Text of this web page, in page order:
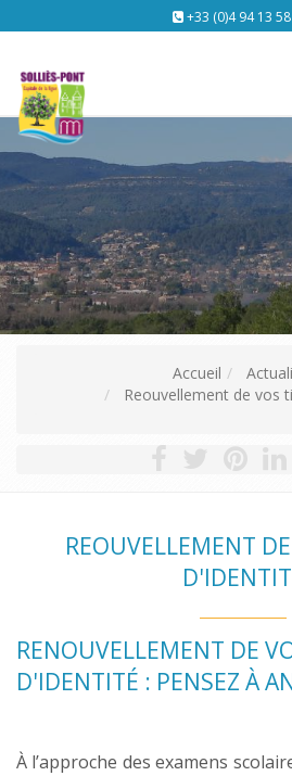
+33 (0)4 94 13
Accueil
Reouvellement de vos
REOUVELLEMENT
RENOUVELLEMENT DE
D'IDENTITÉ : PENSEZ À
À l’approche des examens